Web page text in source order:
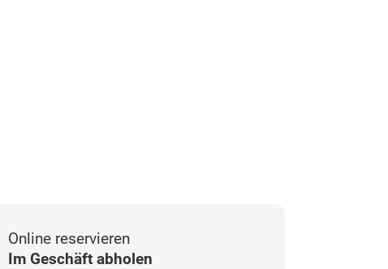
Online reservieren
Im Geschäft abholen